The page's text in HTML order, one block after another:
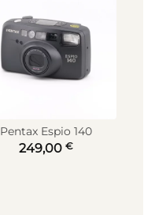
Pentax Espio 140
249,00 €